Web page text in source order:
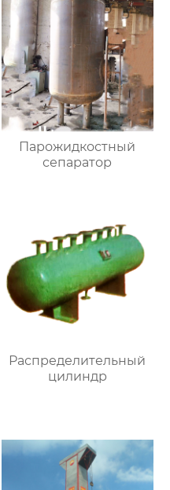
Парожидкостный
сепаратор
Распределительный
цилиндр